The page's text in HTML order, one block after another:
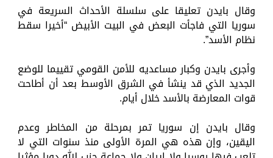
وقال بايدن تعليقا على سلسلة الأحداث السريعة في
سوريا التي فاجأت البعض في البيت الأبيض “أخيرا سقط
نظام الأسد”.
وأجرى بايدن وكبار مساعديه للأمن القومي تقييما للوضع
الجديد الذي قد ينشأ في الشرق الأوسط بعد أن أطاحت
قوات المعارضة بالأسد خلال أيام.
وقال بايدن إن سوريا تمر بمرحلة من المخاطر وعدم
اليقين، وإن هذه هي المرة الأولى منذ سنوات التي لا